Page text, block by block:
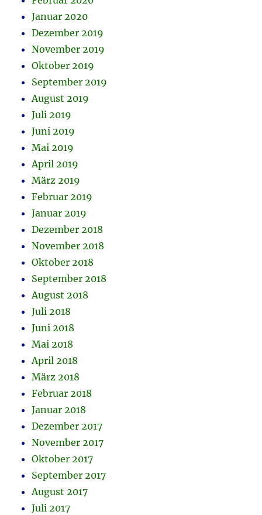
Januar 2020
Dezember 2019
November 2019
Oktober 2019
September 2019
August 2019
Juli 2019
Juni 2019
Mai 2019
April 2019
März 2019
Februar 2019
Januar 2019
Dezember 2018
November 2018
Oktober 2018
September 2018
August 2018
Juli 2018
Juni 2018
Mai 2018
April 2018
März 2018
Februar 2018
Januar 2018
Dezember 2017
November 2017
Oktober 2017
September 2017
August 2017
Juli 2017